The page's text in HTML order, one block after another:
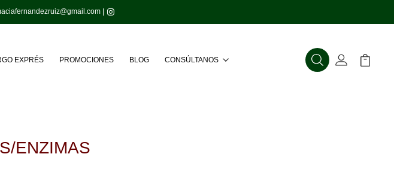
EXPRÉS PROMOCIONES BLOG CONSÚLTANOS
Buscar
BuscarMi Cuenta
Mi
ENZIMAS